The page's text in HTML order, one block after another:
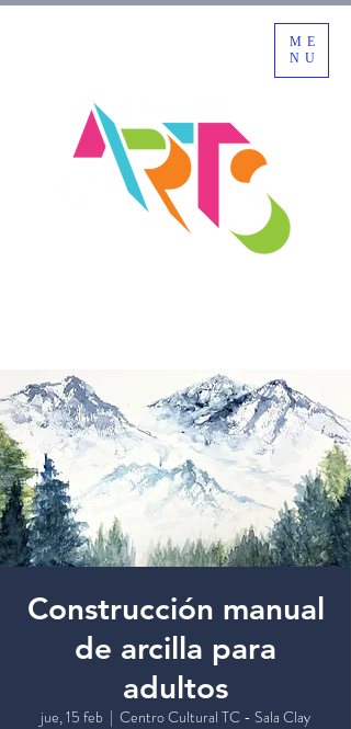
ME
NU
Construcción manual
de arcilla para
adultos
jue, 15 feb
  |
Centro Cultural TC - Sala Clay